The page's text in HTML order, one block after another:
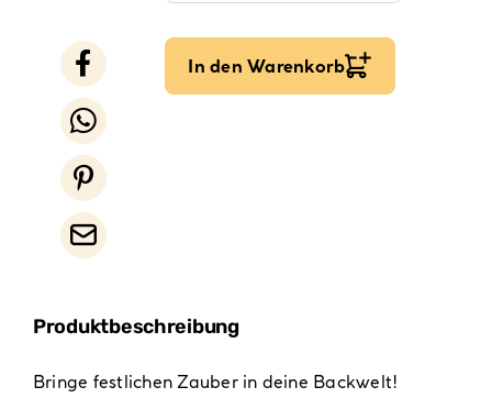
In den Warenkorb
Produktbeschreibung
Bringe festlichen Zauber in deine Backwelt!